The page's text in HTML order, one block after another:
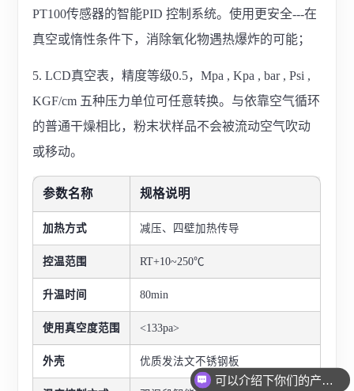
PT100传感器的智能PID 控制系统。使用更安全---在
真空或惰性条件下，消除氧化物遇热爆炸的可能；
5. LCD真空表，精度等级0.5，Mpa , Kpa , bar , Psi ,
KGF/cm 五种压力单位可任意转换。与依靠空气循环
的普通干燥相比，粉末状样品不会被流动空气吹动
或移动。
参数名称 规格说明
加热方式 减压、四壁加热传导
控温范围 RT+10~250℃
升温时间 80min
使用真空度范围 <133pa>
外壳 优质发法文不锈钢板